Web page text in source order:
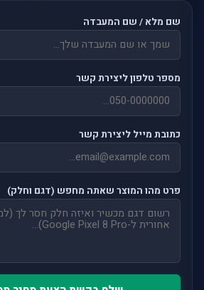
שם מלא / שם המעבדה
מספר טלפון ליצירת קשר
כתובת מייל ליצירת קשר
פרט מהו המוצר שאתה מחפש (דגם וחלק)